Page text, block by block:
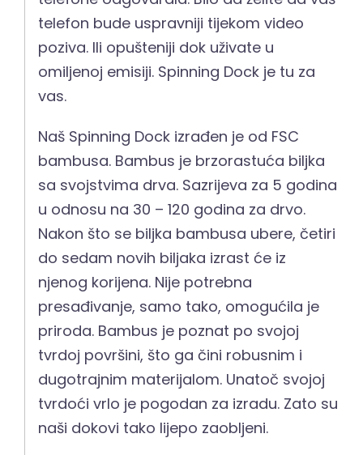
telefon bude uspravniji tijekom video
poziva. Ili opušteniji dok uživate u
omiljenoj emisiji. Spinning Dock je tu za
vas.
Naš Spinning Dock izrađen je od FSC
bambusa. Bambus je brzorastuća biljka
sa svojstvima drva. Sazrijeva za 5 godina
u odnosu na 30 – 120 godina za drvo.
Nakon što se biljka bambusa ubere, četiri
do sedam novih biljaka izrast će iz
njenog korijena. Nije potrebna
presađivanje, samo tako, omogućila je
priroda. Bambus je poznat po svojoj
tvrdoj površini, što ga čini robusnim i
dugotrajnim materijalom. Unatoč svojoj
tvrdoći vrlo je pogodan za izradu. Zato su
naši dokovi tako lijepo zaobljeni.